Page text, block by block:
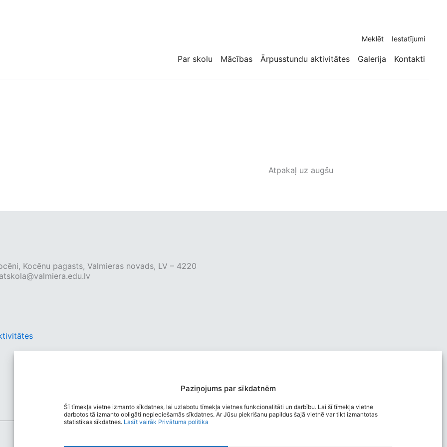
Paziņojums par sīkdatnēm
Šī tīmekļa vietne izmanto sīkdatnes, lai uzlabotu tīmekļa vietnes funkcionalitāti un darbību. Lai šī tīmekļa vietne
darbotos tā izmanto obligāti nepieciešamās sīkdatnes. Ar Jūsu piekrišanu papildus šajā vietnē var tikt izmantotas
statistikas sīkdatnes. Lasīt vairāk Privātuma politika
Meklēt Iestatījumi
Par skolu Mācības Ārpusstundu aktivitātes Galerija Kontakti
Atpakaļ uz augšu
Kocēnu pagasts, Valmieras novads, LV – 4220